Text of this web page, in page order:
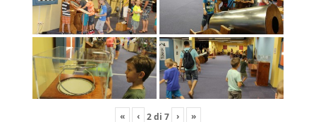
« ‹ 2di 7 › »